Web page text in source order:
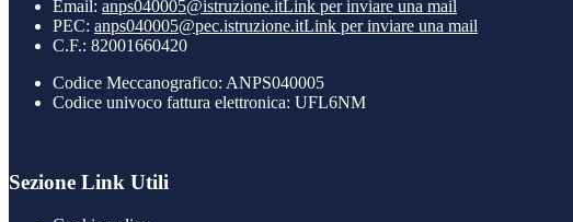
Email: anps040005@istruzione.itLink per inviare una mail
PEC: anps040005@pec.istruzione.itLink per inviare una mail
C.F.: 82001660420
Codice Meccanografico: ANPS040005
Codice univoco fattura elettronica: UFL6NM
Sezione Link Utili